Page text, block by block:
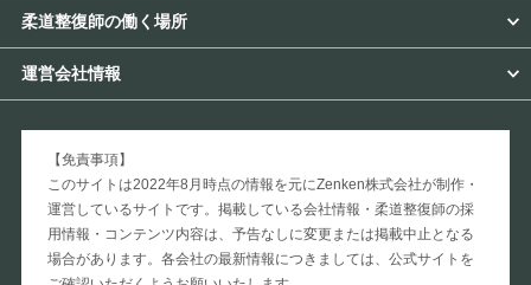
柔道整復師の働く場所
運営会社情報
【免責事項】
このサイトは2022年8月時点の情報を元にZenken株式会社が制作・
運営しているサイトです。掲載している会社情報・柔道整復師の採
用情報・コンテンツ内容は、予告なしに変更または掲載中止となる
場合があります。各会社の最新情報につきましては、公式サイトを